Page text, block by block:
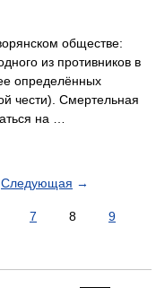
обществе:
из противников в
определённых
чести). Смертельная
на …
Следующая →
7 8
9